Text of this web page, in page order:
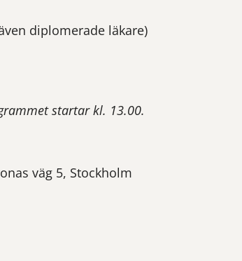
diplomerade läkare)
startar kl. 13.00.
väg 5, Stockholm